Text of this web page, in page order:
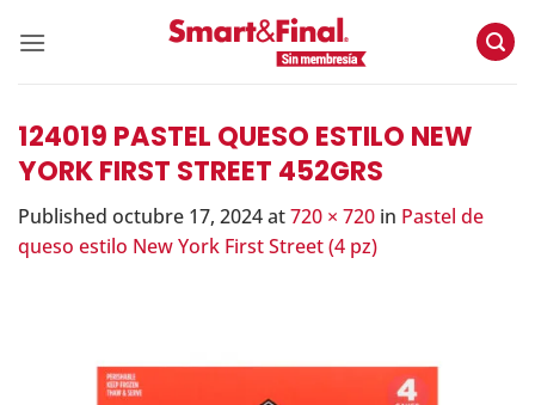
124019 PASTEL QUESO ESTILO NEW
YORK FIRST STREET 452GRS
Published octubre 17, 2024at720 × 720 in Pastel de
queso estilo New York First Street (4 pz)